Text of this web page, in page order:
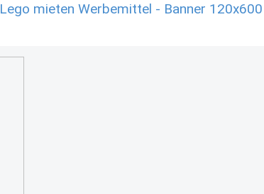
Lego mieten Werbemittel - Banner 120x600